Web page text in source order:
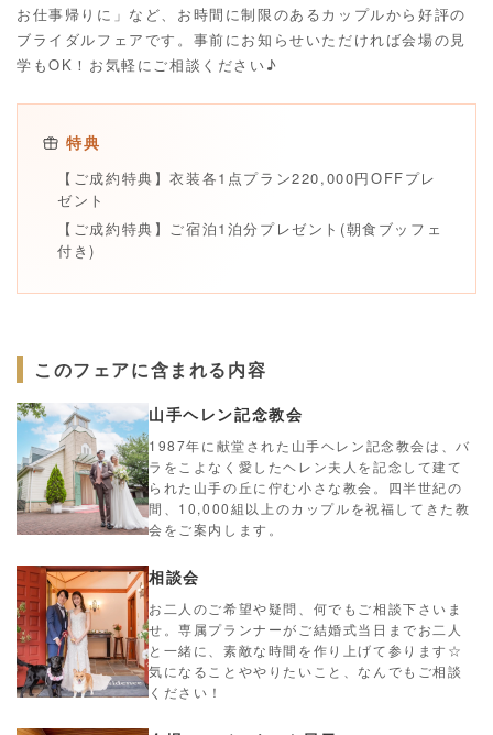
お仕事帰りに」など、お時間に制限のあるカップルから好評の
ブライダルフェアです。事前にお知らせいただければ会場の見
学もOK！お気軽にご相談ください♪
特典
【ご成約特典】衣装各1点プラン220,000円OFFプレ
ゼント
【ご成約特典】ご宿泊1泊分プレゼント(朝食ブッフェ
付き)
このフェアに含まれる内容
山手ヘレン記念教会
1987年に献堂された山手ヘレン記念教会は、バ
ラをこよなく愛したヘレン夫人を記念して建て
られた山手の丘に佇む小さな教会。四半世紀の
間、10,000組以上のカップルを祝福してきた教
会をご案内します。
相談会
お二人のご希望や疑問、何でもご相談下さいま
せ。専属プランナーがご結婚式当日までお二人
と一緒に、素敵な時間を作り上げて参ります☆
気になることややりたいこと、なんでもご相談
ください！